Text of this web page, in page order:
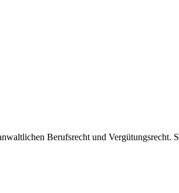
Berufsrecht und Vergütungsrecht.